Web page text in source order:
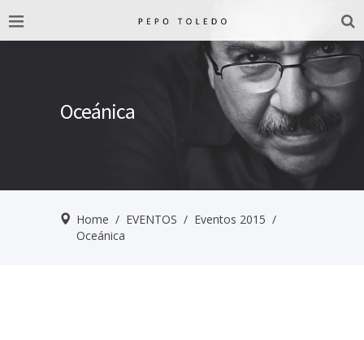
Oceánica
Home / EVENTOS / Eventos 2015 /
Oceánica